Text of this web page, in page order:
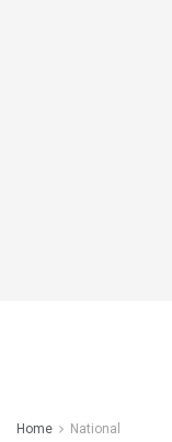
Home National